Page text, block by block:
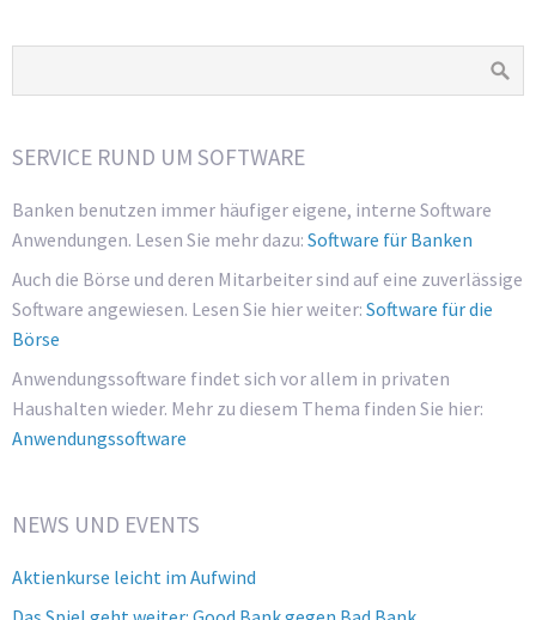
SERVICE RUND UM SOFTWARE
Banken benutzen immer häufiger eigene, interne Software
Anwendungen. Lesen Sie mehr dazu: Software für Banken
Auch die Börse und deren Mitarbeiter sind auf eine zuverlässige
Software angewiesen. Lesen Sie hier weiter: Software für die
Börse
Anwendungssoftware findet sich vor allem in privaten
Haushalten wieder. Mehr zu diesem Thema finden Sie hier:
Anwendungssoftware
NEWS UND EVENTS
Aktienkurse leicht im Aufwind